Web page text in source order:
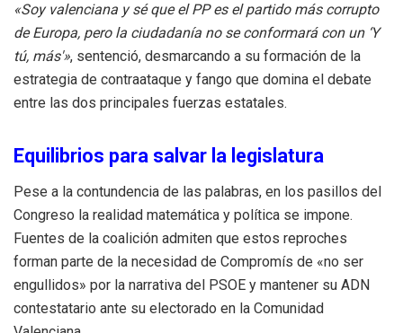
«Soy valenciana y sé que el PP es el partido más corrupto
de Europa, pero la ciudadanía no se conformará con un ‘Y
tú, más'», sentenció, desmarcando a su formación de la
estrategia de contraataque y fango que domina el debate
entre las dos principales fuerzas estatales.
Equilibrios para salvar la legislatura
Pese a la contundencia de las palabras, en los pasillos del
Congreso la realidad matemática y política se impone.
Fuentes de la coalición admiten que estos reproches
forman parte de la necesidad de Compromís de «no ser
engullidos» por la narrativa del PSOE y mantener su ADN
contestatario ante su electorado en la Comunidad